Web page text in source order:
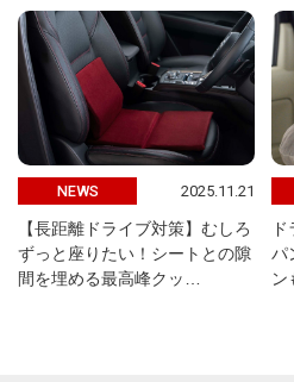
NEWS 2025.11.21
【長距離ドライブ対策】むしろ
ずっと座りたい！シートとの隙
間を埋める最高峰クッ…
パ
ン